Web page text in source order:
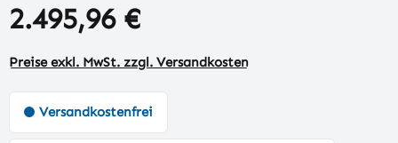
2.495,96 €
Preise exkl. MwSt. zzgl. Versandkosten
Versandkostenfrei